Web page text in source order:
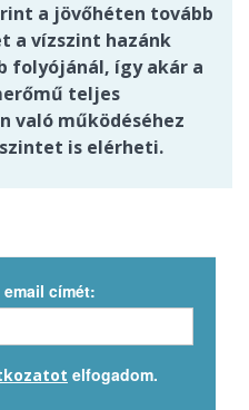
a jövőhéten tovább
a vízszint hazánk
folyójánál, így akár a
teljes
való működéséhez
is elérheti.
címét:
elfogadom.